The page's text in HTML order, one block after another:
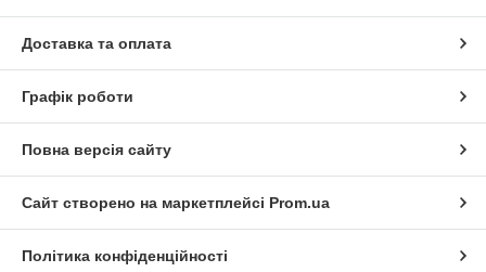
Доставка та оплата
Графік роботи
Повна версія сайту
Сайт створено на маркетплейсі Prom.ua
Політика конфіденційності